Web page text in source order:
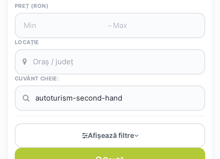
PREȚ (RON)
–
LOCAȚIE
CUVÂNT CHEIE:
Afișează filtre